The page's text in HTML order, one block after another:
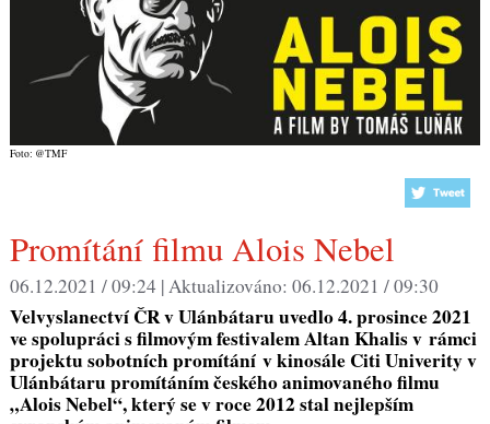
Foto: @TMF
Promítání filmu Alois Nebel
06.12.2021 / 09:24 |Aktualizováno: 06.12.2021 / 09:30
Velvyslanectví ČR v Ulánbátaru uvedlo 4. prosince 2021
ve spolupráci s filmovým festivalem Altan Khalis v rámci
projektu sobotních promítání v kinosále Citi Univerity v
Ulánbátaru promítáním českého animovaného filmu
„Alois Nebel“, který se v roce 2012 stal nejlepším